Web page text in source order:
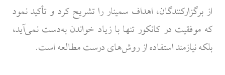
از برگزارکنندگان، اهداف سمینار را تشریح کرد و تأکید نمود
که موفقیت در کانکور تنها با زیاد خواندن به‌دست نمی‌آید،
بلکه نیازمند استفاده از روش‌های درست مطالعه است.